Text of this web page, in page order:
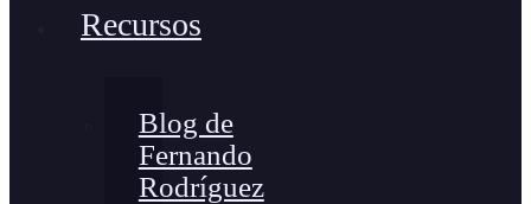
Recursos
Blog de
Fernando
Rodríguez